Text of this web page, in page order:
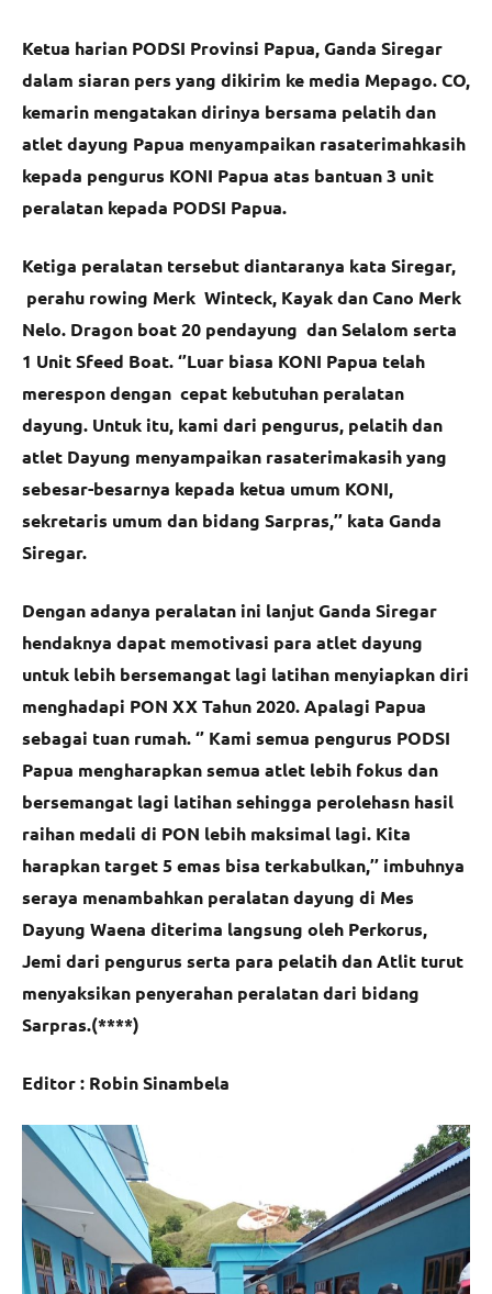
Ketua harian PODSI Provinsi Papua, Ganda Siregar
dalam siaran pers yang dikirim ke media Mepago. CO,
kemarin mengatakan dirinya bersama pelatih dan
atlet dayung Papua menyampaikan rasaterimahkasih
kepada pengurus KONI Papua atas bantuan 3 unit
peralatan kepada PODSI Papua.
Ketiga peralatan tersebut diantaranya kata Siregar,
perahu rowing Merk Winteck, Kayak dan Cano Merk
Nelo. Dragon boat 20 pendayung dan Selalom serta
1 Unit Sfeed Boat. ‘’Luar biasa KONI Papua telah
merespon dengan cepat kebutuhan peralatan
dayung. Untuk itu, kami dari pengurus, pelatih dan
atlet Dayung menyampaikan rasaterimakasih yang
sebesar-besarnya kepada ketua umum KONI,
sekretaris umum dan bidang Sarpras,’’ kata Ganda
Siregar.
Dengan adanya peralatan ini lanjut Ganda Siregar
hendaknya dapat memotivasi para atlet dayung
untuk lebih bersemangat lagi latihan menyiapkan diri
menghadapi PON XX Tahun 2020. Apalagi Papua
sebagai tuan rumah. ‘’ Kami semua pengurus PODSI
Papua mengharapkan semua atlet lebih fokus dan
bersemangat lagi latihan sehingga perolehasn hasil
raihan medali di PON lebih maksimal lagi. Kita
harapkan target 5 emas bisa terkabulkan,’’ imbuhnya
seraya menambahkan peralatan dayung di Mes
Dayung Waena diterima langsung oleh Perkorus,
Jemi dari pengurus serta para pelatih dan Atlit turut
menyaksikan penyerahan peralatan dari bidang
Sarpras.(****)
Editor : Robin Sinambela